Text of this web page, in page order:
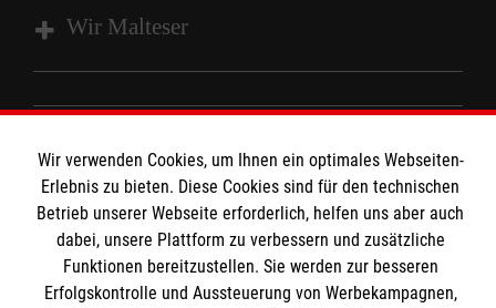
Wir Malteser
Unsere Kurse
Wir Malteser
Informationen
Kontakt
Impressum
Malteser online
Wir verwenden Cookies, um Ihnen ein optimales Webseiten-
Erlebnis zu bieten. Diese Cookies sind für den technischen
Betrieb unserer Webseite erforderlich, helfen uns aber auch
dabei, unsere Plattform zu verbessern und zusätzliche
Funktionen bereitzustellen. Sie werden zur besseren
Erfolgskontrolle und Aussteuerung von Werbekampagnen,